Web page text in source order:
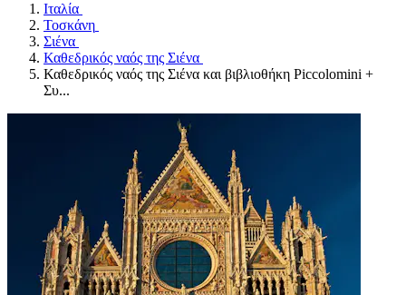
Ιταλία
Τοσκάνη
Σιένα
Καθεδρικός ναός της Σιένα
Καθεδρικός ναός της Σιένα και βιβλιοθήκη Piccolomini +
Συ...